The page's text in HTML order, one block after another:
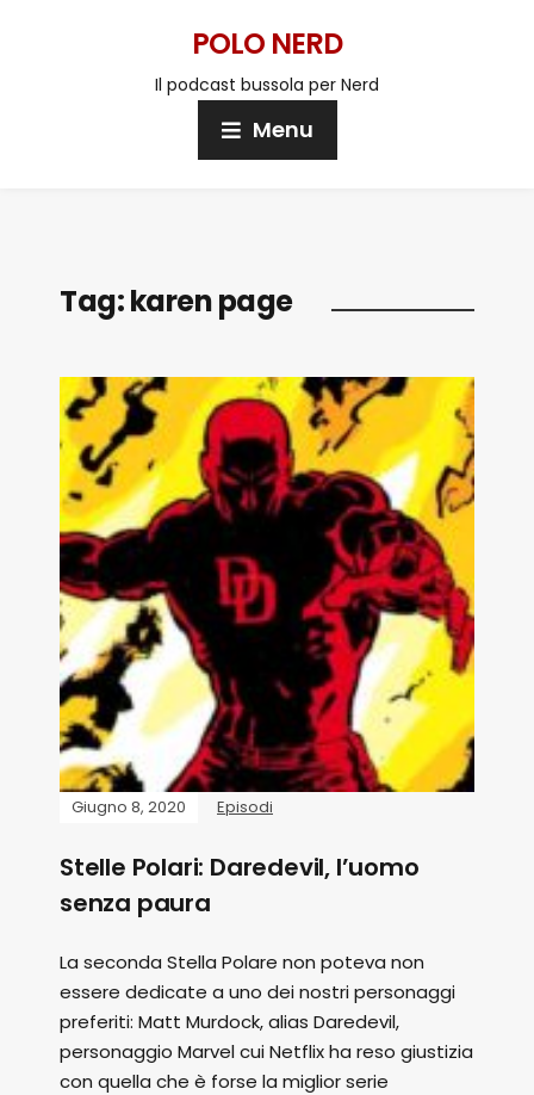
POLO NERD
Il podcast bussola per Nerd
Menu
Tag:karen page
Giugno 8, 2020 Episodi
Stelle Polari: Daredevil, l’uomo
senza paura
La seconda Stella Polare non poteva non
essere dedicate a uno dei nostri personaggi
preferiti: Matt Murdock, alias Daredevil,
personaggio Marvel cui Netflix ha reso giustizia
con quella che è forse la miglior serie